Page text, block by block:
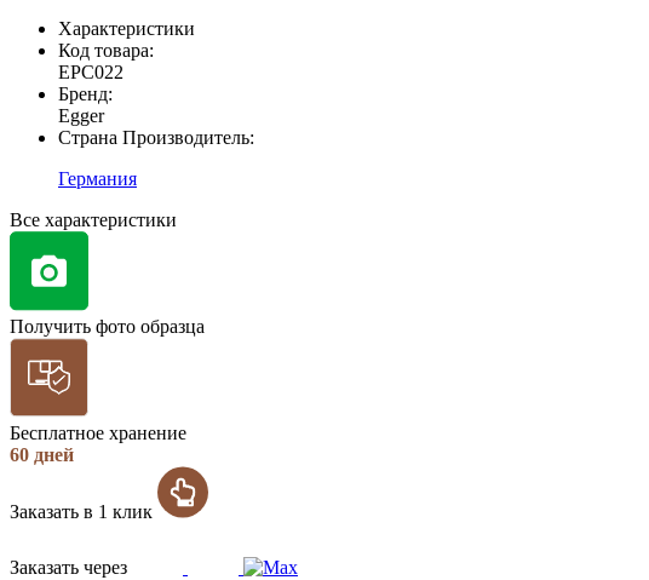
Характеристики
Код товара:
EPC022
Бренд:
Egger
Страна Производитель:
Германия
Все характеристики
Получить фото образца
Бесплатное хранение
60 дней
Заказать в 1 клик
Заказать через